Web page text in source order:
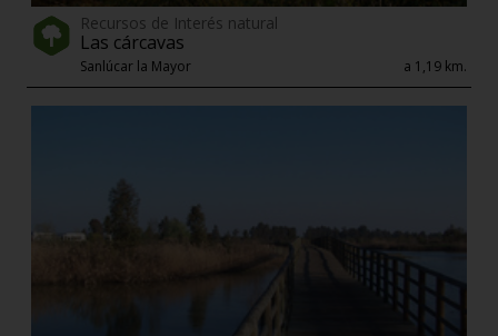
Recursos de Interés natural
Las cárcavas
Sanlúcar la Mayor a 1,19 km.